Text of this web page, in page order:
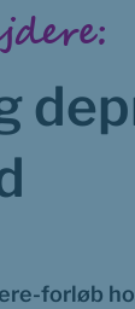
forløb